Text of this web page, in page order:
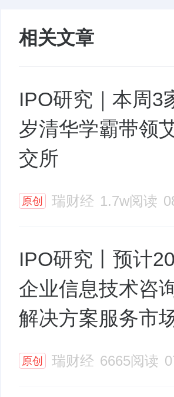
相关文章
IPO研究｜本周3
岁清华学霸带领
交所
原创 瑞财经 1.7w阅读
IPO研究丨预计
企业信息技术咨
解决方案服务市
3060.4亿
原创 瑞财经 6665阅读